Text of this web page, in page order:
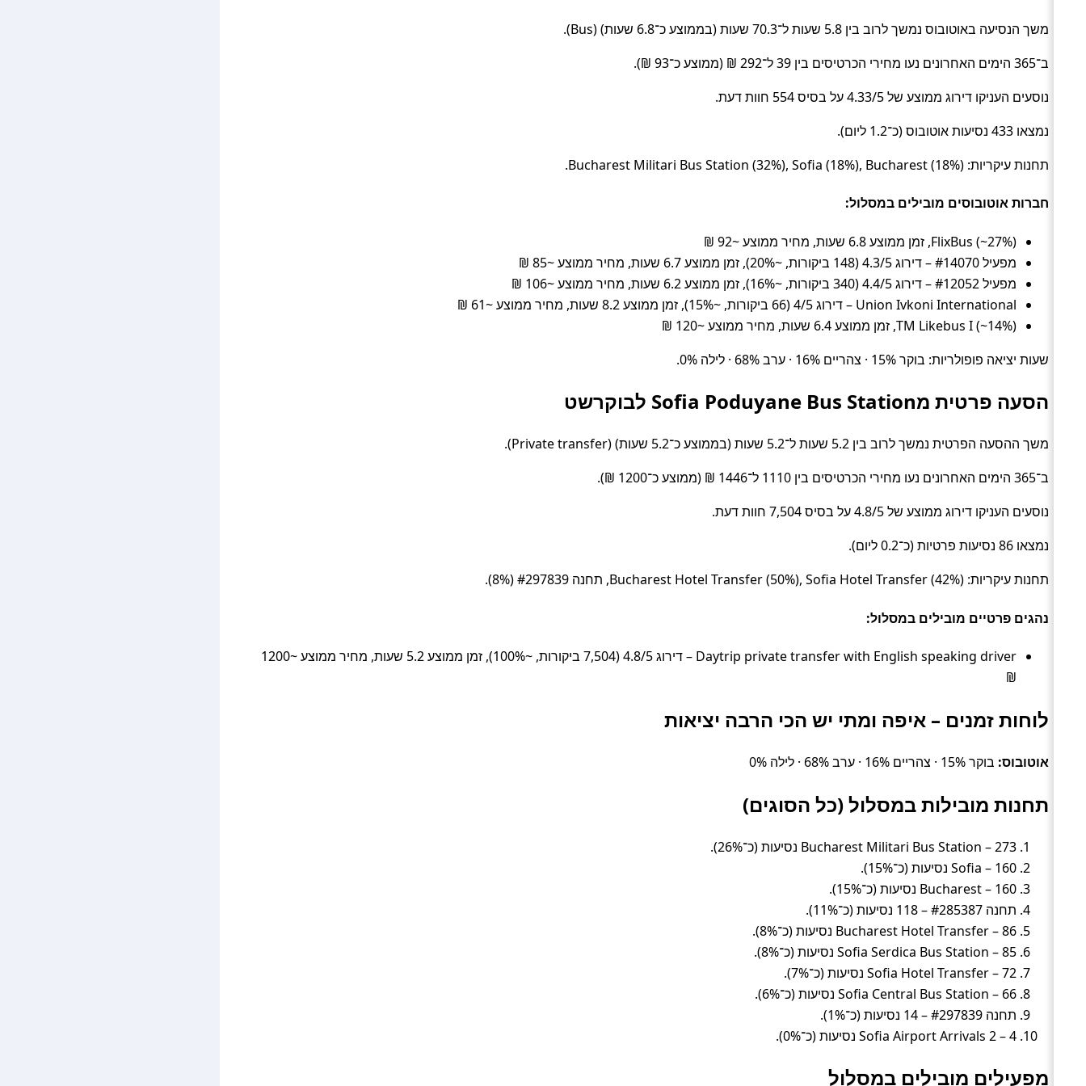
משך הנסיעה באוטובוס נמשך לרוב בין 5.8 שעות ל־70.3 שעות (בממוצע כ־6.8 שעות) (Bus).
ב־365 הימים האחרונים נעו מחירי הכרטיסים בין 39 ל־292 ₪ (ממוצע כ־93 ₪).
נוסעים העניקו דירוג ממוצע של 4.33/5 על בסיס 554 חוות דעת.
נמצאו 433 נסיעות אוטובוס (כ־1.2 ליום).
תחנות עיקריות: Bucharest Militari Bus Station (32%), Sofia (18%), Bucharest (18%).
חברות אוטובוסים מובילים במסלול:
FlixBus (~27%), זמן ממוצע 6.8 שעות, מחיר ממוצע ~92 ₪
מפעיל #14070 – דירוג 4.3/5 (148 ביקורות, ~20%), זמן ממוצע 6.7 שעות, מחיר ממוצע ~85 ₪
מפעיל #12052 – דירוג 4.4/5 (340 ביקורות, ~16%), זמן ממוצע 6.2 שעות, מחיר ממוצע ~106 ₪
Union Ivkoni International – דירוג 4/5 (66 ביקורות, ~15%), זמן ממוצע 8.2 שעות, מחיר ממוצע ~61 ₪
TM Likebus I (~14%), זמן ממוצע 6.4 שעות, מחיר ממוצע ~120 ₪
שעות יציאה פופולריות: בוקר 15% · צהריים 16% · ערב 68% · לילה 0%.
הסעה פרטית מSofia Poduyane Bus Station לבוקרשט
משך ההסעה הפרטית נמשך לרוב בין 5.2 שעות ל־5.2 שעות (בממוצע כ־5.2 שעות) (Private transfer).
ב־365 הימים האחרונים נעו מחירי הכרטיסים בין 1110 ל־1446 ₪ (ממוצע כ־1200 ₪).
נוסעים העניקו דירוג ממוצע של 4.8/5 על בסיס 7,504 חוות דעת.
נמצאו 86 נסיעות פרטיות (כ־0.2 ליום).
תחנות עיקריות: Bucharest Hotel Transfer (50%), Sofia Hotel Transfer (42%), תחנה #297839 (8%).
נהגים פרטיים מובילים במסלול:
Daytrip private transfer with English speaking driver – דירוג 4.8/5 (7,504 ביקורות, ~100%), זמן ממוצע 5.2 שעות, מחיר ממוצע ~1200
₪
לוחות זמנים – איפה ומתי יש הכי הרבה יציאות
אוטובוס: בוקר 15% · צהריים 16% · ערב 68% · לילה 0%
תחנות מובילות במסלול (כל הסוגים)
Bucharest Militari Bus Station – 273 נסיעות (כ־26%).
Sofia – 160 נסיעות (כ־15%).
Bucharest – 160 נסיעות (כ־15%).
תחנה #285387 – 118 נסיעות (כ־11%).
Bucharest Hotel Transfer – 86 נסיעות (כ־8%).
Sofia Serdica Bus Station – 85 נסיעות (כ־8%).
Sofia Hotel Transfer – 72 נסיעות (כ־7%).
Sofia Central Bus Station – 66 נסיעות (כ־6%).
תחנה #297839 – 14 נסיעות (כ־1%).
Sofia Airport Arrivals 2 – 4 נסיעות (כ־0%).
מפעילים מובילים במסלול